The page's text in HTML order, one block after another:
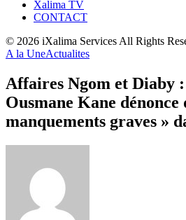
Xalima TV
CONTACT
© 2026 iXalima Services All Rights
A la UneActualites
Affaires Ngom et Diaby
Ousmane Kane dénonce
manquements graves »